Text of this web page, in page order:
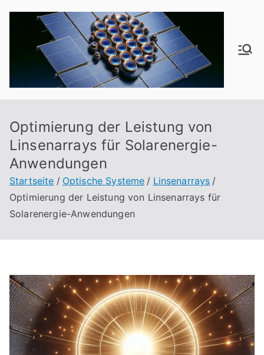
od
Optimierung der Leistung von
Linsenarrays für Solarenergie-
Anwendungen
Startseite Optische Systeme
Linsenarrays
Optimierung der Leistung von Linsenarrays für
Solarenergie-Anwendungen